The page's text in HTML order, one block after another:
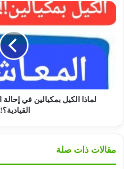
لماذا
الكيل
بمكيالين
إحالة
المعاشيين
القيادية؟!!
لماذا الكيل بمكيالين في
مقالات ذات صلة